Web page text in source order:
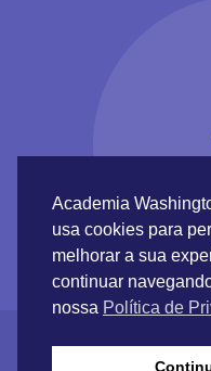
Academia
usa cookies para
melhorar a sua
continuar
nossa Política de